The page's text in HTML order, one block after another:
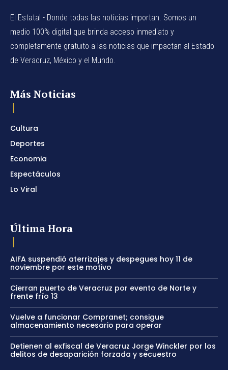
El Estatal - Donde todas las noticias importan. Somos un
medio 100% digital que brinda acceso inmediato y
completamente gratuito a las noticias que impactan al Estado
de Veracruz, México y el Mundo.
Más Noticias
Cultura
Deportes
Economia
Espectáculos
Lo Viral
Última Hora
AIFA suspendió aterrizajes y despegues hoy 11 de
noviembre por este motivo
Cierran puerto de Veracruz por evento de Norte y
frente frío 13
Vuelve a funcionar Compranet; consigue
almacenamiento necesario para operar
Detienen al exfiscal de Veracruz Jorge Winckler por los
delitos de desaparición forzada y secuestro